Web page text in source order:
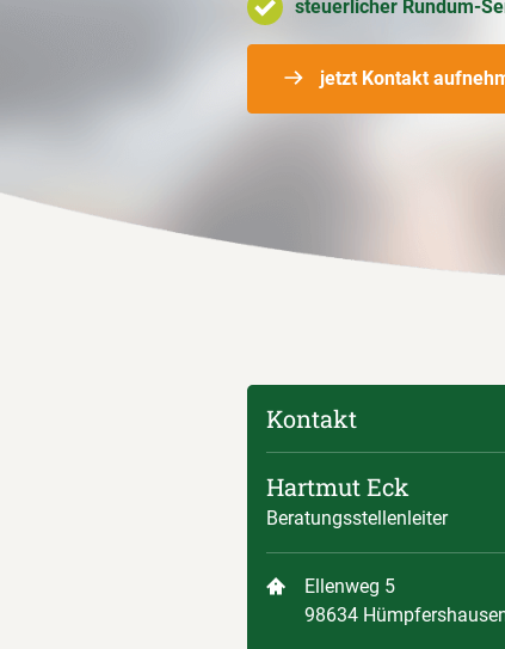
steuerlicher Rundum-
jetzt Kontakt
Kontakt
Hartmut Eck
Beratungsstellenleiter
Ellenweg 5
98634